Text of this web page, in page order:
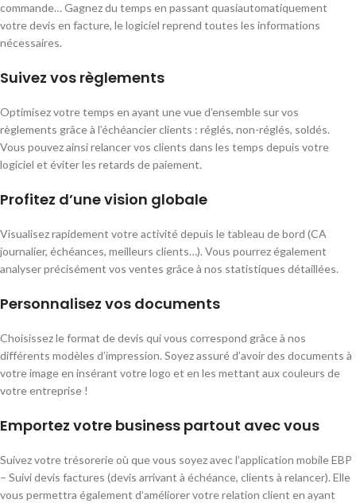
commande… Gagnez du temps en passant quasiautomatiquement
votre devis en facture, le logiciel reprend toutes les informations
nécessaires.
Suivez vos règlements
Optimisez votre temps en ayant une vue d’ensemble sur vos
règlements grâce à l’échéancier clients : réglés, non-réglés, soldés.
Vous pouvez ainsi relancer vos clients dans les temps depuis votre
logiciel et éviter les retards de paiement.
Profitez d’une vision globale
Visualisez rapidement votre activité depuis le tableau de bord (CA
journalier, échéances, meilleurs clients…). Vous pourrez également
analyser précisément vos ventes grâce à nos statistiques détaillées.
Personnalisez vos documents
Choisissez le format de devis qui vous correspond grâce à nos
différents modèles d’impression. Soyez assuré d’avoir des documents à
votre image en insérant votre logo et en les mettant aux couleurs de
votre entreprise !
Emportez votre business partout avec vous
Suivez votre trésorerie où que vous soyez avec l’application mobile EBP
– Suivi devis factures (devis arrivant à échéance, clients à relancer). Elle
vous permettra également d’améliorer votre relation client en ayant